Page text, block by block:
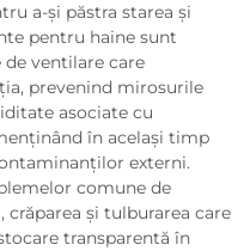
a-și păstra starea și
pentru haine sunt
ventilare care
prevenind mirosurile
asociate cu
în același timp
externi.
comune de
și tulburarea care
transparentă în